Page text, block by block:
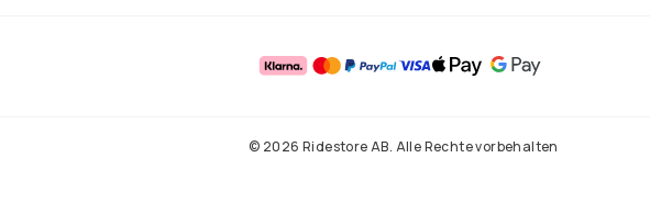
© 2026 Ridestore AB. Alle Rechte vorbehalten